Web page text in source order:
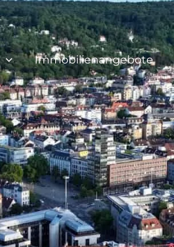
Immobilienangebote